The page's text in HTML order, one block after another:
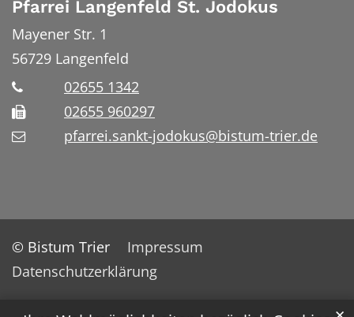
Pfarrei Langenfeld St. Jodokus
Mayener Str. 1
56729 Langenfeld
02655 1342
02655 960297
pfarrei.sankt-jodokus@bistum-trier.de
© Bistum Trier
Impressum
Datenschutzerklärung